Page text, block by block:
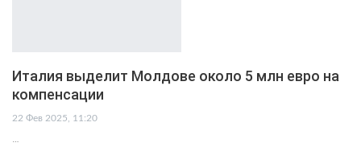
Италия выделит Молдове около 5 млн евро на
компенсации
22 Фев 2025, 11:20
…